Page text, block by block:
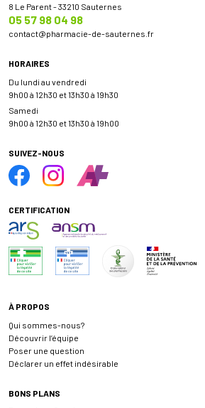
8 Le Parent - 33210 Sauternes
05 57 98 04 98
contact@pharmacie-de-sauternes.fr
HORAIRES
Du lundi au vendredi
9h00 à 12h30 et 13h30 à 19h30
Samedi
9h00 à 12h30 et 13h30 à 19h00
SUIVEZ-NOUS
CERTIFICATION
À PROPOS
Qui sommes-nous?
Découvrir l’équipe
Poser une question
Déclarer un effet indésirable
BONS PLANS